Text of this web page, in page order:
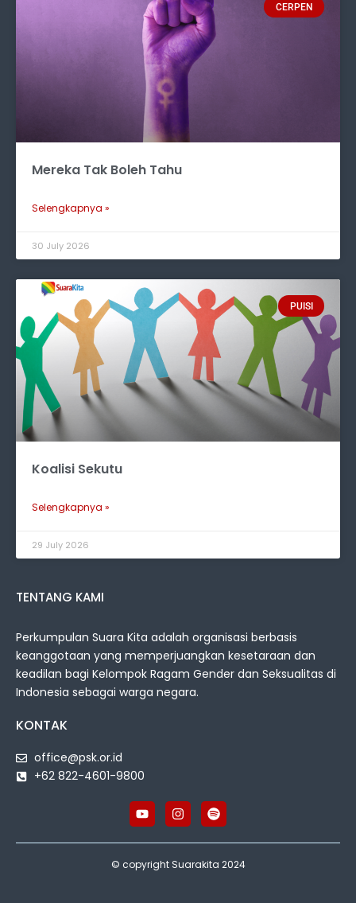
CERPEN
Mereka Tak Boleh Tahu
Selengkapnya »
30 July 2026
PUISI
Koalisi Sekutu
Selengkapnya »
29 July 2026
TENTANG KAMI
Perkumpulan Suara Kita adalah organisasi berbasis
keanggotaan yang memperjuangkan kesetaraan dan
keadilan bagi Kelompok Ragam Gender dan Seksualitas di
Indonesia sebagai warga negara.
KONTAK
office@psk.or.id
+62 822-4601-9800
© copyright Suarakita 2024